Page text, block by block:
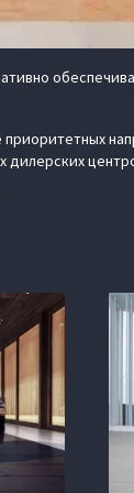
приоритетных
дилерских